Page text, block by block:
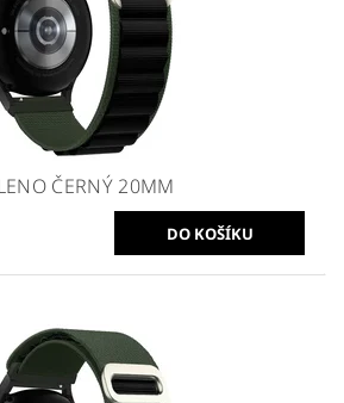
ČERNÝ 20MM